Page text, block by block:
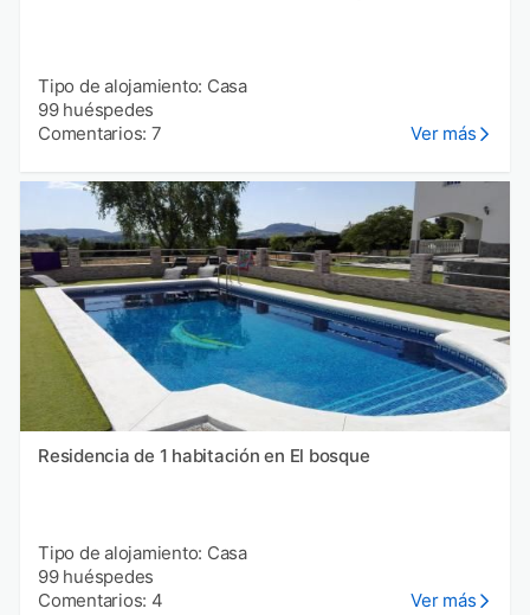
Tipo de alojamiento: Casa
99 huéspedes
Comentarios: 7
Ver más
Residencia de 1 habitación en El bosque
Tipo de alojamiento: Casa
99 huéspedes
Comentarios: 4
Ver más